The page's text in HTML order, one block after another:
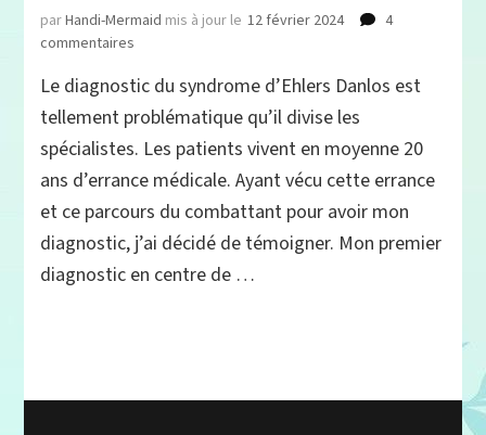
parHandi-Mermaid mis à jour le 12 février 2024
4
commentaires
du
Syndrome
Danlos
ou
parcours
du
combattant,
Le diagnostic du syndrome d’Ehlers Danlos est
tellement problématique qu’il divise les
spécialistes. Les patients vivent en moyenne 20
ans d’errance médicale. Ayant vécu cette errance
et ce parcours du combattant pour avoir mon
diagnostic, j’ai décidé de témoigner. Mon premier
diagnostic en centre de …